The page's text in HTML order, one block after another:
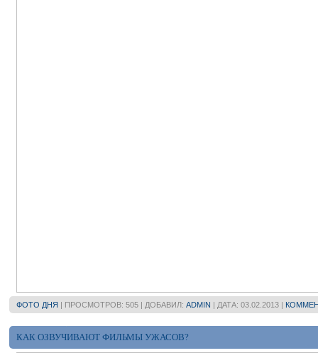
ФОТО ДНЯ | ПРОСМОТРОВ: 505 | ДОБАВИЛ: ADMIN | ДАТА: 03.02.2013 |
КАК ОЗВУЧИВАЮТ ФИЛЬМЫ УЖАСОВ?